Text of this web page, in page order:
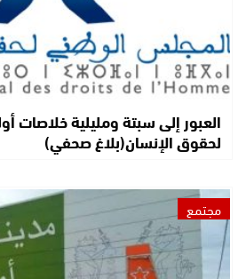
العبور إلى سبتة ومليلية خلاصات
لحقوق الإنسان(بلاغ صحفي)
مجتمع